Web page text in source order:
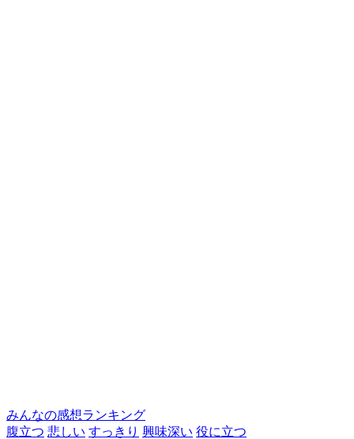
みんなの感想ランキング
腹立つ 悲しい すっきり 興味深い 役に立つ